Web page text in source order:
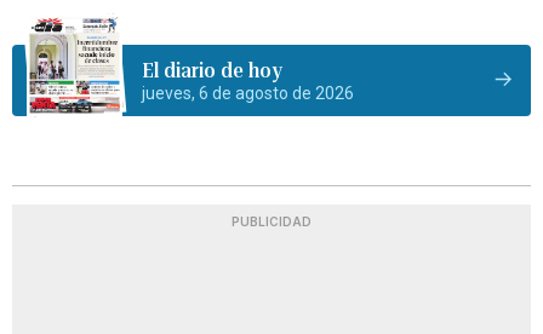
El diario de hoy
jueves, 6 de agosto de 2026
PUBLICIDAD